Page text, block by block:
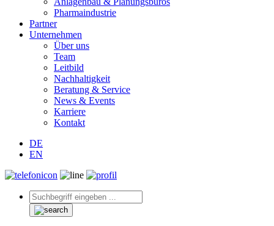
Pharmaindustrie
Partner
Unternehmen
Über uns
Team
Leitbild
Nachhaltigkeit
Beratung & Service
News & Events
Karriere
Kontakt
DE
EN